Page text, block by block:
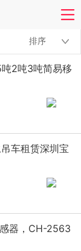
排序
2吨3吨简易移
车租赁深圳宝
器，CH-2563